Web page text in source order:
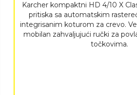
Karcher kompaktni HD 4/10 X
pritiska sa automatskim
integrisanim koturom za crevo.
mobilan zahvaljujući ručki za
točkovima.